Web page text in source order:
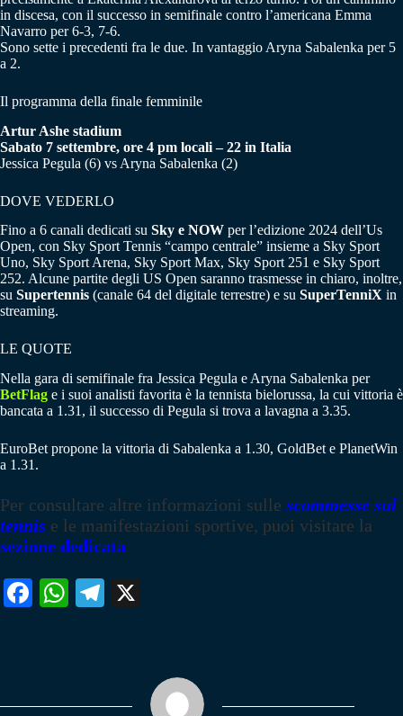
in discesa, con il successo in semifinale contro l’americana Emma
Navarro per 6-3, 7-6.
Sono sette i precedenti fra le due. In vantaggio Aryna Sabalenka per 5
a 2.
Il programma della finale femminile
Artur Ashe stadium
Sabato 7 settembre, ore 4 pm locali – 22 in Italia
Jessica Pegula (6) vs Aryna Sabalenka (2)
DOVE VEDERLO
Fino a 6 canali dedicati su Sky e NOW per l’edizione 2024 dell’Us
Open, con Sky Sport Tennis “campo centrale” insieme a Sky Sport
Uno, Sky Sport Arena, Sky Sport Max, Sky Sport 251 e Sky Sport
252. Alcune partite degli US Open saranno trasmesse in chiaro, inoltre,
su Supertennis (canale 64 del digitale terrestre) e su SuperTenniX in
streaming.
LE QUOTE
Nella gara di semifinale fra Jessica Pegula e Aryna Sabalenka per
BetFlag e i suoi analisti favorita è la tennista bielorussa, la cui vittoria è
bancata a 1.31, il successo di Pegula si trova a lavagna a 3.35.
EuroBet propone la vittoria di Sabalenka a 1.30, GoldBet e PlanetWin
a 1.31.
Per consultare altre informazioni sulle scommesse sul
tennis e le manifestazioni sportive, puoi visitare la
sezione dedicata
Fa W
pp
Te
m